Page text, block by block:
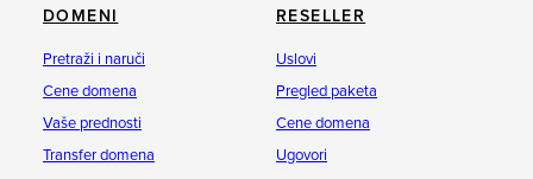
DOMENI
Pretraži i naruči
Cene domena
Vaše prednosti
Transfer domena
RESELLER
Uslovi
Pregled paketa
Cene domena
Ugovori